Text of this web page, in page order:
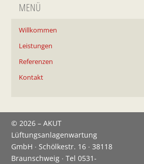
MENÜ
Willkommen
Leistungen
Referenzen
Kontakt
© 2026 – AKUT
Lüftungsanlagenwartung
GmbH ∙ Schölkestr. 16 ∙ 38118
Braunschweig ∙ Tel0531-